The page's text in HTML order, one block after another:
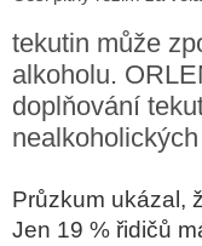
tekutin může
alkoholu.
doplňování
Průzkum ukázal,
Jen 19 % řidičů m